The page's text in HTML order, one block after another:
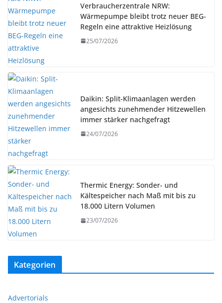
Verbraucherzentrale NRW:
Wärmepumpe bleibt trotz neuer BEG-
Regeln eine attraktive Heizlösung
25/07/2026
Daikin: Split-Klimaanlagen werden
angesichts zunehmender Hitzewellen
immer stärker nachgefragt
24/07/2026
Thermic Energy: Sonder- und
Kältespeicher nach Maß mit bis zu
18.000 Litern Volumen
23/07/2026
Kategorien
Advertorials